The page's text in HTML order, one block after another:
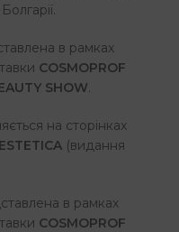
в рамках
COSMOPROF
SHOW.
на сторінках
ESTETICA (видання
в рамках
COSMOPROF